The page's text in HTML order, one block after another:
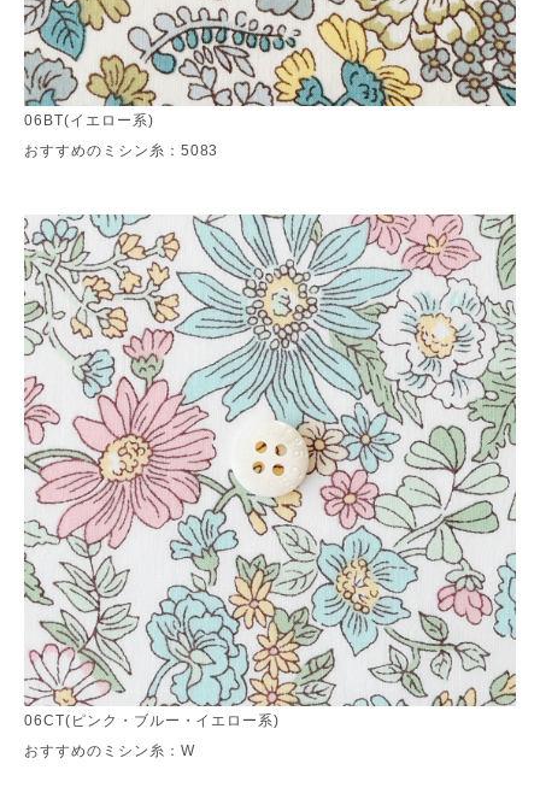
06BT(イエロー系)
おすすめのミシン糸：5083
06CT(ピンク・ブルー・イエロー系)
おすすめのミシン糸：W